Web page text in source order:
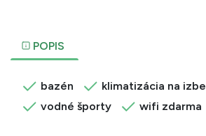
POPIS
bazén
klimatizácia na izbe
vodné športy
wifi zdarma